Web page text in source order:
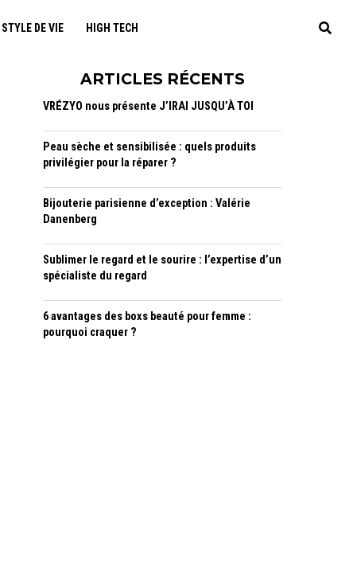
STYLE DE VIE HIGH TECH
ARTICLES RÉCENTS
VRÉZYO nous présente J’IRAI JUSQU’À TOI
Peau sèche et sensibilisée : quels produits
privilégier pour la réparer ?
Bijouterie parisienne d’exception : Valérie
Danenberg
Sublimer le regard et le sourire : l’expertise d’un
spécialiste du regard
6 avantages des boxs beauté pour femme :
pourquoi craquer ?